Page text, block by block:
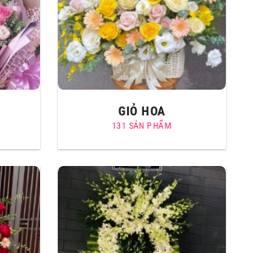
GIỎ HOA
131 SẢN PHẨM